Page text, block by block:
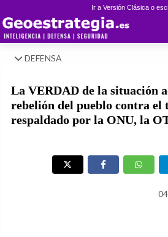
Ir a Versión Clásica o
DEFENSA
La VERDAD de la situación
rebelión del pueblo contra el
respaldado por la ONU, la